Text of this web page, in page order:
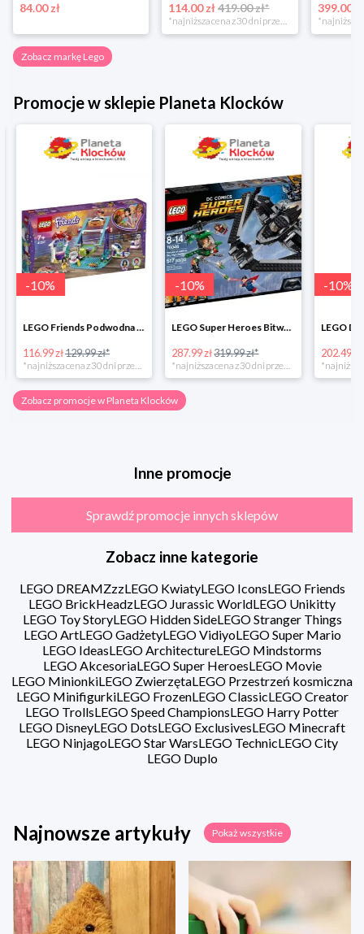
84.00 zł 114.00 zł 419.00 zł* 399.00 zł
Zobacz markę Lego
Promocje w sklepie Planeta Klocków
-10%
LEGO Friends Podwodna Frajda w super cenie
116.99 zł129.99 zł*
*najniższa cena z 30 dni przed obniżką
-10%
LEGO Super Heroes Bitwa powietrzna w super cenie
287.99 zł319.99 zł*
*najniższa cena z 30 dni przed obniżką
-10%
202.49 zł
Zobacz promocje w Planeta Klocków
Inne promocje
Sprawdź promocje innych sklepów
Zobacz inne kategorie
LEGO DREAMZzzLEGO KwiatyLEGO IconsLEGO Friends
LEGO BrickHeadzLEGO Jurassic WorldLEGO Unikitty
LEGO Toy StoryLEGO Hidden SideLEGO Stranger Things
LEGO ArtLEGO GadżetyLEGO VidiyoLEGO Super Mario
LEGO IdeasLEGO ArchitectureLEGO Mindstorms
LEGO AkcesoriaLEGO Super HeroesLEGO Movie
LEGO MinionkiLEGO ZwierzętaLEGO Przestrzeń kosmiczna
LEGO MinifigurkiLEGO FrozenLEGO ClassicLEGO Creator
LEGO TrollsLEGO Speed ChampionsLEGO Harry Potter
LEGO DisneyLEGO DotsLEGO ExclusivesLEGO Minecraft
LEGO NinjagoLEGO Star WarsLEGO TechnicLEGO City
LEGO Duplo
Najnowsze artykuły Pokaż wszystkie